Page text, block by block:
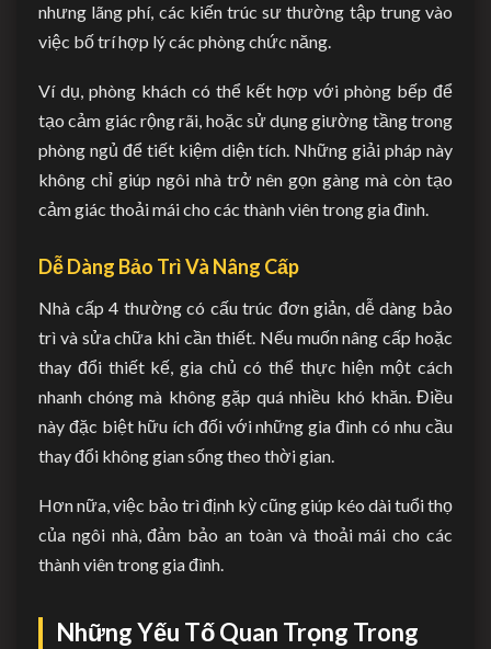
nhưng lãng phí, các kiến trúc sư thường tập trung vào
việc bố trí hợp lý các phòng chức năng.
Ví dụ, phòng khách có thể kết hợp với phòng bếp để
tạo cảm giác rộng rãi, hoặc sử dụng giường tầng trong
phòng ngủ để tiết kiệm diện tích. Những giải pháp này
không chỉ giúp ngôi nhà trở nên gọn gàng mà còn tạo
cảm giác thoải mái cho các thành viên trong gia đình.
Dễ Dàng Bảo Trì Và Nâng Cấp
Nhà cấp 4 thường có cấu trúc đơn giản, dễ dàng bảo
trì và sửa chữa khi cần thiết. Nếu muốn nâng cấp hoặc
thay đổi thiết kế, gia chủ có thể thực hiện một cách
nhanh chóng mà không gặp quá nhiều khó khăn. Điều
này đặc biệt hữu ích đối với những gia đình có nhu cầu
thay đổi không gian sống theo thời gian.
Hơn nữa, việc bảo trì định kỳ cũng giúp kéo dài tuổi thọ
của ngôi nhà, đảm bảo an toàn và thoải mái cho các
thành viên trong gia đình.
Những Yếu Tố Quan Trọng Trong